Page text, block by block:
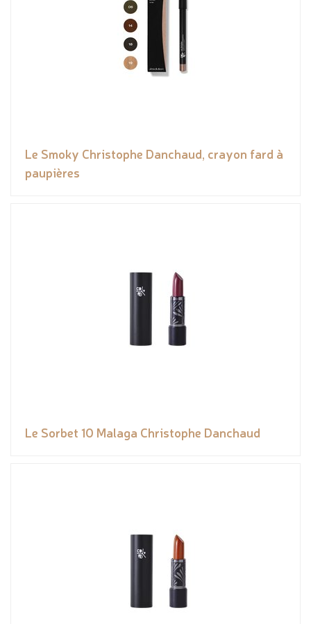
Le Smoky Christophe Danchaud, crayon fard à
paupières
Le Sorbet 10 Malaga Christophe Danchaud